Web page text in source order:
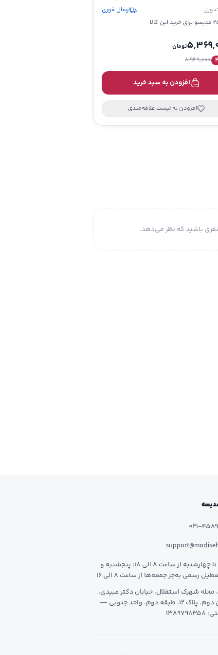
ارسال فوری
این کالا
تومان
8,949,000
افزودن به سبد خرید
افزودن به لیست علاقه‌مندی
باشید که نظر می‌دهد.
مدیسه
021-
شنبه تا چهارشنبه از ساعت 8 الی 18؛ پنجشنبه و
رسمی به‌جز جمعه‌ها از ساعت 8 الی 16
محله شهرک استقلال، خیابان دکتر عبیدی،
خیابان دوم، پلاک 12، طبقه دوم، واحد جنوبی —